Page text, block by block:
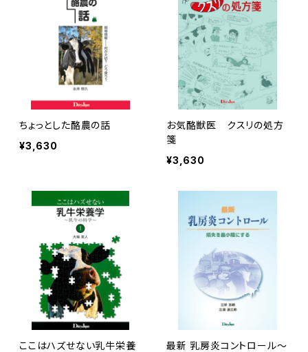
ちょっとした酪農の話
¥3,630
お気酪獣医 クスリの処方
箋
¥3,630
ここはハズせない乳牛栄養
最新 乳房炎コントロール～